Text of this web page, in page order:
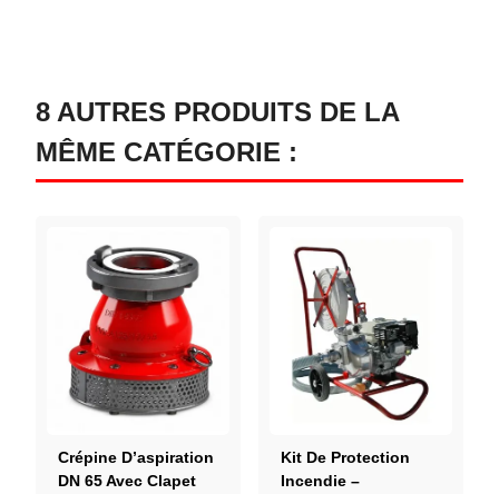
8 AUTRES PRODUITS DE LA
MÊME CATÉGORIE :
Crépine D’aspiration
DN 65 Avec Clapet
Kit De Protection
Incendie –